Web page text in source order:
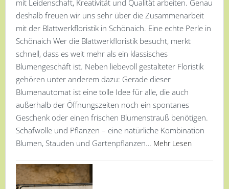
mit Leidenschaft, Kreativität und Qualität arbeiten. Genau
deshalb freuen wir uns sehr über die Zusammenarbeit
mit der Blattwerkfloristik in Schönaich. Eine echte Perle in
Schönaich Wer die Blattwerkfloristik besucht, merkt
schnell, dass es weit mehr als ein klassisches
Blumengeschäft ist. Neben liebevoll gestalteter Floristik
gehören unter anderem dazu: Gerade dieser
Blumenautomat ist eine tolle Idee für alle, die auch
außerhalb der Öffnungszeiten noch ein spontanes
Geschenk oder einen frischen Blumenstrauß benötigen.
Schafwolle und Pflanzen – eine natürliche Kombination
Blumen, Stauden und Gartenpflanzen… Mehr Lesen